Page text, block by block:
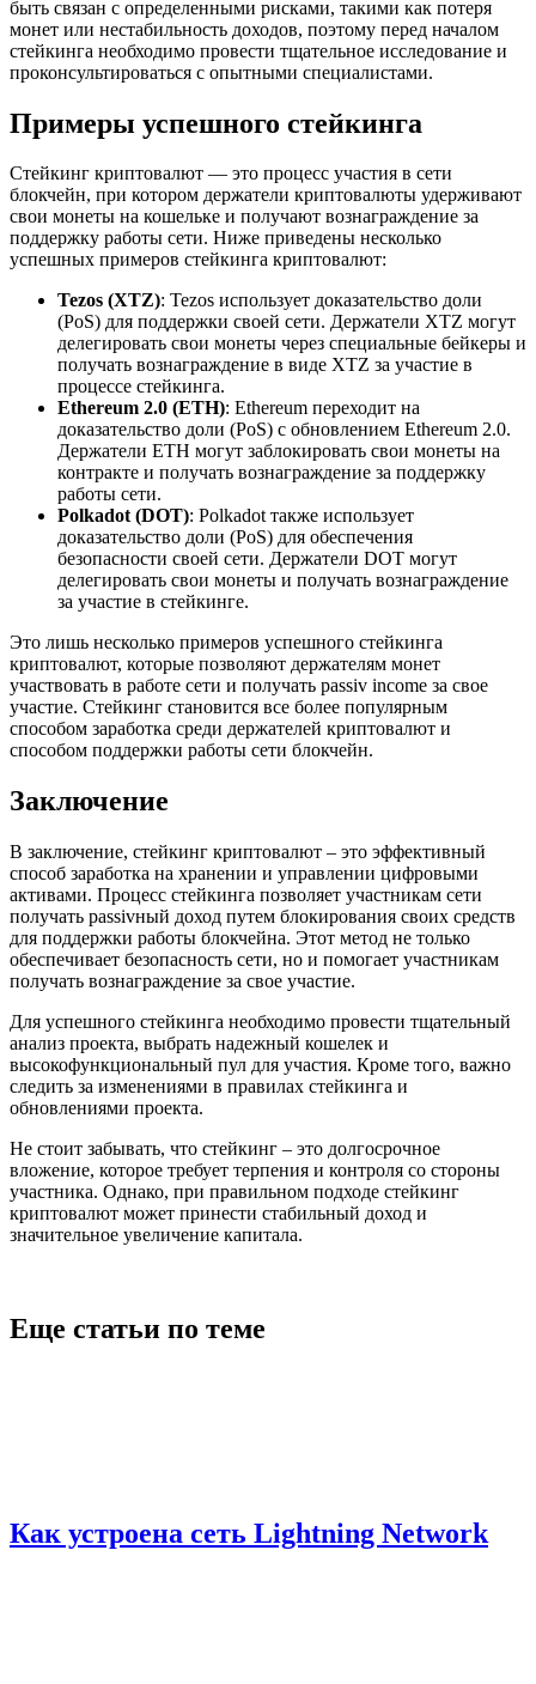
быть связан с определенными рисками, такими как потеря
монет или нестабильность доходов, поэтому перед началом
стейкинга необходимо провести тщательное исследование и
проконсультироваться с опытными специалистами.
Примеры успешного стейкинга
Стейкинг криптовалют — это процесс участия в сети
блокчейн, при котором держатели криптовалюты удерживают
свои монеты на кошельке и получают вознаграждение за
поддержку работы сети. Ниже приведены несколько
успешных примеров стейкинга криптовалют:
Tezos (XTZ): Tezos использует доказательство доли
(PoS) для поддержки своей сети. Держатели XTZ могут
делегировать свои монеты через специальные бейкеры и
получать вознаграждение в виде XTZ за участие в
процессе стейкинга.
Ethereum 2.0 (ETH): Ethereum переходит на
доказательство доли (PoS) с обновлением Ethereum 2.0.
Держатели ETH могут заблокировать свои монеты на
контракте и получать вознаграждение за поддержку
работы сети.
Polkadot (DOT): Polkadot также использует
доказательство доли (PoS) для обеспечения
безопасности своей сети. Держатели DOT могут
делегировать свои монеты и получать вознаграждение
за участие в стейкинге.
Это лишь несколько примеров успешного стейкинга
криптовалют, которые позволяют держателям монет
участвовать в работе сети и получать passiv income за свое
участие. Стейкинг становится все более популярным
способом заработка среди держателей криптовалют и
способом поддержки работы сети блокчейн.
Заключение
В заключение, стейкинг криптовалют – это эффективный
способ заработка на хранении и управлении цифровыми
активами. Процесс стейкинга позволяет участникам сети
получать passivный доход путем блокирования своих средств
для поддержки работы блокчейна. Этот метод не только
обеспечивает безопасность сети, но и помогает участникам
получать вознаграждение за свое участие.
Для успешного стейкинга необходимо провести тщательный
анализ проекта, выбрать надежный кошелек и
высокофункциональный пул для участия. Кроме того, важно
следить за изменениями в правилах стейкинга и
обновлениями проекта.
Не стоит забывать, что стейкинг – это долгосрочное
вложение, которое требует терпения и контроля со стороны
участника. Однако, при правильном подходе стейкинг
криптовалют может принести стабильный доход и
значительное увеличение капитала.
Еще статьи по теме
Как устроена сеть Lightning Network